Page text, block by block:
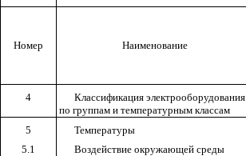
Номер Наименование
4
Классификация электрооборудования
по группам и температурным классам
5
Температуры
5.1
Воздействие окружающей среды